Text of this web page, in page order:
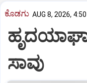
ಕೊಡಗು AUG 8, 2026,
ಸಾವು